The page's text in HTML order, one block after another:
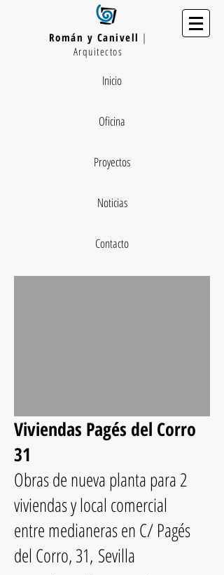
Román y Canivell |
Arquitectos
Inicio
Oficina
Proyectos
Noticias
Contacto
Viviendas Pagés del Corro
31
Obras de nueva planta para 2
viviendas y local comercial
entre medianeras en C/ Pagés
del Corro, 31, Sevilla